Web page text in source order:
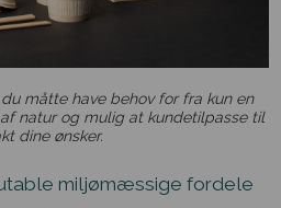
måtte have behov for fra kun en
natur og mulig at kundetilpasse til
dine ønsker.
miljømæssige fordele